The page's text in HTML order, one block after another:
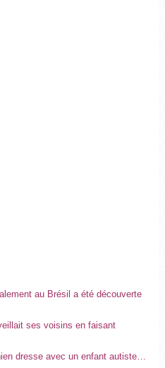
au Brésil a été découverte
ses voisins en faisant
dresse avec un enfant autiste…